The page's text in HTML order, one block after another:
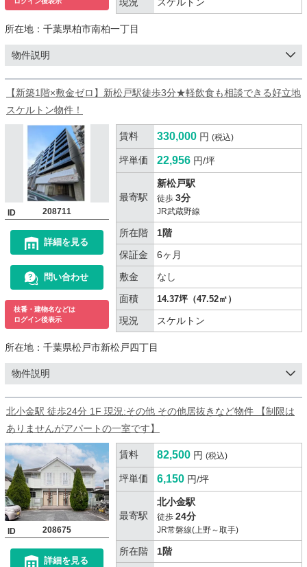
現況 スケルトン
所在地： 千葉県柏市南柏一丁目
物件説明
【新築1階×敷金ゼロ】新松戸駅徒歩3分★軽飲食も相談できる好立地
スケルトン物件！
ID 208711
詳細を見る
問い合わせ
枝番・建物名などは
ログイン後表示
賃料 330,000 円 (税込)
坪単価 22,956 円/坪
最寄駅
新松戸駅
徒歩 3分
JR武蔵野線
所在階
1階
保証金
6ヶ月
敷金
なし
面積
14.37坪（47.52㎡）
現況 スケルトン
所在地： 千葉県松戸市新松戸四丁目
物件説明
北小金駅 徒歩24分 1F 現況:その他 その他居抜きなど物件 【制限は
ありませんがアパートの一室です】
ID 208675
詳細を見る
賃料 82,500 円 (税込)
坪単価 6,150 円/坪
最寄駅
北小金駅
徒歩 24分
JR常磐線(上野～取手)
所在階
1階